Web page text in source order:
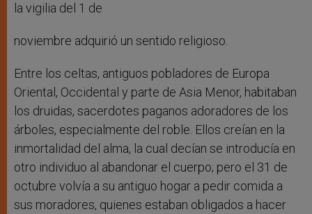
la vigilia del 1 de
noviembre adquirió un sentido religioso.
Entre los celtas, antiguos pobladores de Europa
Oriental, Occidental y parte de Asia Menor, habitaban
los druidas, sacerdotes paganos adoradores de los
árboles, especialmente del roble. Ellos creían en la
inmortalidad del alma, la cual decían se introducía en
otro individuo al abandonar el cuerpo; pero el 31 de
octubre volvía a su antiguo hogar a pedir comida a
sus moradores, quienes estaban obligados a hacer